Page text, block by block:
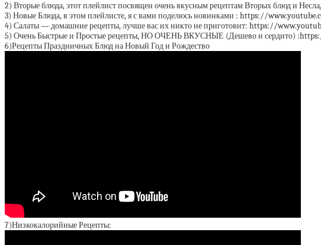
2) Вторые блюда, этот плейлист посвящен очень вкусным рецептам Вторых блюд и
3) Новые Блюда, в этом плейлисте, я с вами поделюсь новинками : https://
4) Салаты — домашние рецепты, лучше вас их никто не приготовит: https://
5) Очень Быстрые и Простые рецепты, НО ОЧЕНЬ ВКУСНЫЕ (Дешево и сердито)
6)Рецепты Праздничных Блюд на Новый Год и Рождество
7)Низкокалорийные Рецепты: